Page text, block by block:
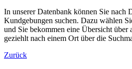
In unserer Datenbank können Sie nach
Kundgebungen suchen. Dazu wählen
und Sie bekommen eine Übersicht über
geziehlt nach einem Ort über die
Zurück